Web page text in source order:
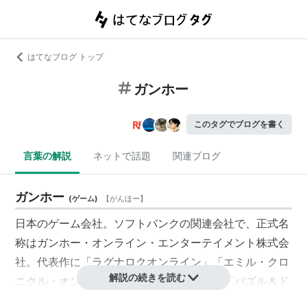
はてなブログ トップ
ガンホー
このタグでブログを書く
言葉の解説 ネットで話題 関連ブログ
ガンホー (ゲーム) 【がんほー】
日本のゲーム会社。ソフトバンクの関連会社で、正式名
称はガンホー・オンライン・エンターテイメント株式会
社。代表作に「ラグナロクオンライン」「エミル・クロ
ニクル・オンライン」「ブラウザ三国志」「パズル＆ド
解説の続きを読む